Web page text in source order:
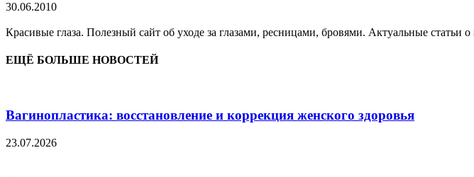
30.06.2010
Красивые глаза. Полезный сайт об уходе за глазами, ресницами, бровями. Актуальные статьи
ЕЩЁ БОЛЬШЕ НОВОСТЕЙ
Вагинопластика: восстановление и коррекция женского здоровья
23.07.2026